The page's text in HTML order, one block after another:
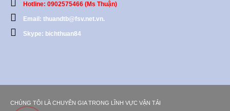
Hotline: 0902575466 (Ms Thuận)
Email: thuandtb@fsv.net.vn.
Skype: bichthuan84
CHÚNG TÔI LÀ CHUYÊN GIA TRONG LĨNH VỰC VẬN TẢI